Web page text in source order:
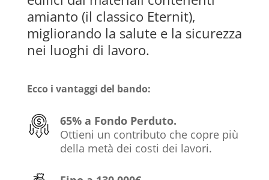
amianto (il classico Eternit),
migliorando la salute e la sicurezza
nei luoghi di lavoro.
Ecco i vantaggi del bando:
65% a Fondo Perduto.
Ottieni un contributo che copre più
della metà dei costi dei lavori.